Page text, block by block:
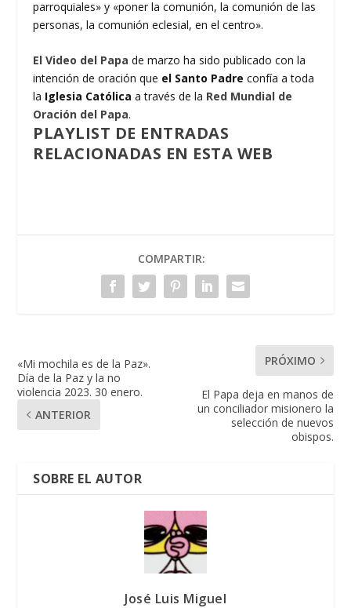
parroquiales» y «poner la comunión, la comunión de las
personas, la comunión eclesial, en el centro».
El Video del Papa de marzo ha sido publicado con la
intención de oración que el Santo Padre confía a toda
la Iglesia Católica a través de la Red Mundial de
Oración del Papa.
PLAYLIST DE ENTRADAS
RELACIONADAS EN ESTA WEB
COMPARTIR:
«Mi mochila es de la Paz».
Día de la Paz y la no
violencia 2023. 30 enero.
ANTERIOR
PRÓXIMO
El Papa deja en manos de
un conciliador misionero la
selección de nuevos
obispos.
SOBRE EL AUTOR
José Luis Miguel